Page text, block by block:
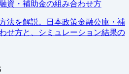
資・補助金の組み合わせ方
法を解説。日本政策金融公庫・補
せ方と、シミュレーション結果の